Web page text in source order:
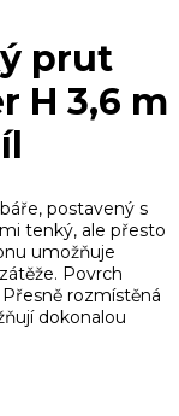
prut
H 3,6 m
postavený s
tenký, ale přesto
umožňuje
Povrch
rozmístěná
dokonalou